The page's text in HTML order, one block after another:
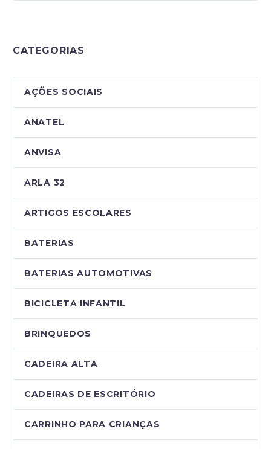
CATEGORIAS
AÇÕES SOCIAIS
ANATEL
ANVISA
ARLA 32
ARTIGOS ESCOLARES
BATERIAS
BATERIAS AUTOMOTIVAS
BICICLETA INFANTIL
BRINQUEDOS
CADEIRA ALTA
CADEIRAS DE ESCRITÓRIO
CARRINHO PARA CRIANÇAS